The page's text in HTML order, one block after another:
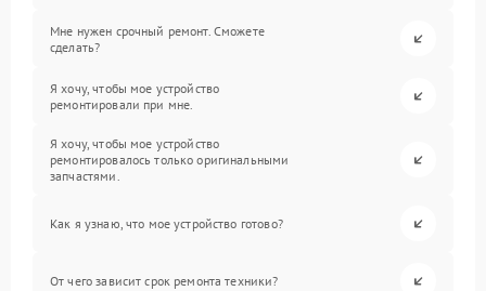
Мне нужен срочный ремонт. Сможете
сделать?
Я хочу, чтобы мое устройство
ремонтировали при мне.
Я хочу, чтобы мое устройство
ремонтировалось только оригинальными
запчастями.
Как я узнаю, что мое устройство готово?
От чего зависит срок ремонта техники?